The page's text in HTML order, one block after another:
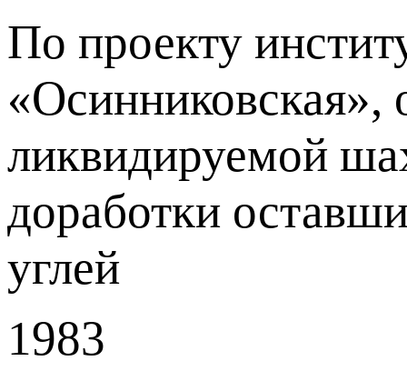
По проекту
«Осинниковская»,
ликвидируемой
доработки
углей
1983